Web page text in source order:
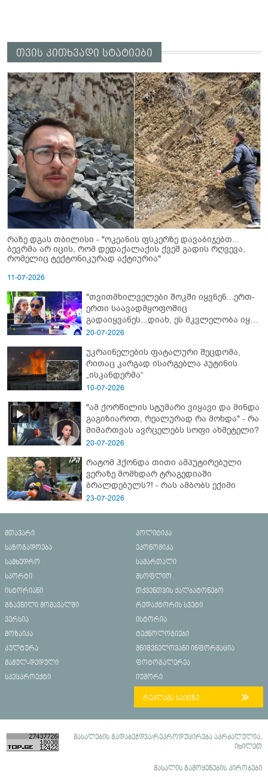
თვის კითხვადი სტატიები
რაზე დგას თბილისი - "ოკეანის ფსკერზე დავაბიჯებთ...
ბევრმა არ იცის, რომ დედაქალაქის ქვეშ გადის რღვევა,
რომელიც ტექტონიკურად აქტიურია"
11-07-2026
"თვითმხილველები შოკში იყვნენ...ერთ-
ერთი საავადმყოფოშიც
გადაიყვანეს...დიახ, ეს მკვლელობა იყო"
- გორში დატრიალებული ტრაგედიის
20-07-2026
უკრაინელების ფატალური შეცდომა,
რითაც კარგად ისარგებლა პუტინის
„ისკანდერმა“
10-07-2026
"ამ ქორწილის სტუმარი ვიყავი და მინდა
გაგიზიაროთ, რეალურად რა მოხდა" - რა
მიმართვას ავრცელებს სოფი ახმეტელი?
20-07-2026
რატომ ჰქონდა თითი ამპუტირებული
ვერაზე მომხდარ ტრაგედიაში
ბრალდებულს?! - რას ამბობს ექიმი
23-07-2026
მთავარი
პოლიტიკა
საზოგადოება
ეკონომიკა
სამხედრო
სამართალი
სპორტი
მსოფლიო
ისტორიანი
თქვენთვის ქალბატონებო
გზავნილი მომავალში
რედაქტორის სვეტი
ვერსია
ისტორია
მოზაიკა
ტექნოლოგიები
კულტურა
მნიშვნელოვანი ინფორმაცია
მამულ-დედული
ფოტოგალერეა
სპეცპროექტი
იუმორი
რეკლამა საიტზე
მასალების გადაბეჭდვა/რეპროდუცირება აკრძალულია,
იხილეთ
მასალის გამოყენების პირობები